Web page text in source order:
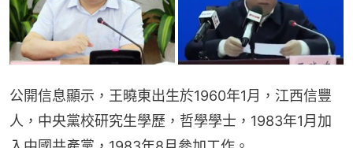
公開信息顯示，王曉東出生於1960年1月，江西信豐
人，中央黨校研究生學歷，哲學學士，1983年1月加